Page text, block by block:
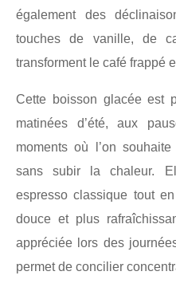
également des
touches de vanille, de
transforment le café frappé
Cette boisson glacée est
matinées d’été, aux
moments où l’on
sans subir la chaleur.
espresso classique tout
douce et plus
appréciée lors des
permet de concilier